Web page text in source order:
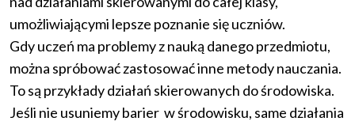
umożliwiającymi lepsze poznanie się uczniów.
Gdy uczeń ma problemy z nauką danego przedmiotu,
można spróbować zastosować inne metody nauczania.
To są przykłady działań skierowanych do środowiska.
Jeśli nie usuniemy barier w środowisku, same działania